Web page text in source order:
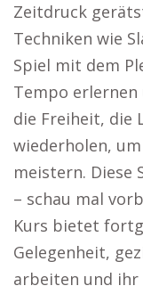
Zeitdruck
Techniken wie
Spiel mit dem
Tempo
die Freiheit, die
wiederholen,
meistern. Diese
– schau mal
Kurs bietet
Gelegenheit,
arbeiten und ihr